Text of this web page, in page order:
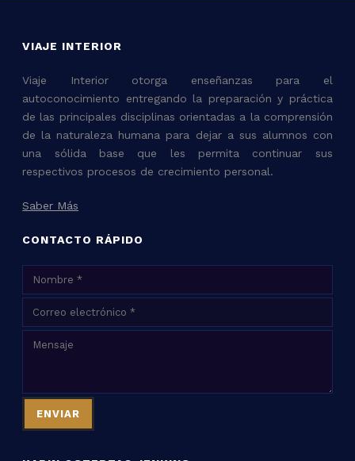
VIAJE INTERIOR
Viaje Interior otorga enseñanzas para el
autoconocimiento entregando la preparación y práctica
de las principales disciplinas orientadas a la comprensión
de la naturaleza humana para dejar a sus alumnos con
una sólida base que les permita continuar sus
respectivos procesos de crecimiento personal.
Saber Más
CONTACTO RÁPIDO